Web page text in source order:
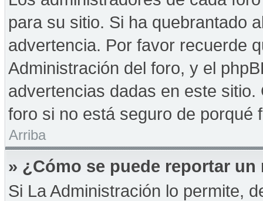
para su sitio. Si ha quebrantado
advertencia. Por favor recuerde
Administración del foro, y el
advertencias dadas en este
foro si no está seguro de porqué
Arriba
» ¿Cómo se puede reportar
Si La Administración lo permite,